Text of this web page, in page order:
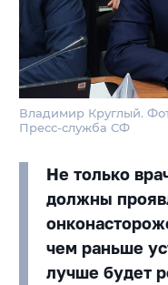
Владимир Круглый.
Пресс-служба СФ
Не только
должны
чем раньше
лучше будет